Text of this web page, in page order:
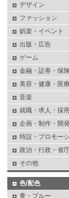
デザイン
ファッション
娯楽・イベント
出版・広告
ゲーム
金融・証券・保
美容・健康・医療
音楽
就職・求人・採用
企画・制作・開発
特設・プロモー
政治・行政・省
その他
色/配色
青・ブルー